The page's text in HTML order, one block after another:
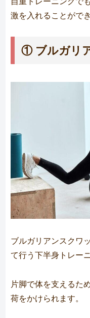
激を入れることができ
① ブルガリ
ブルガリアンスクワ
て行う下半身トレー
片脚で体を支えるた
荷をかけられます。